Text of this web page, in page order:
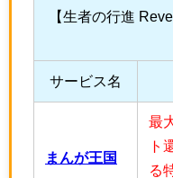
【生者の行進
サービス名
まんが王国
最
ト
る